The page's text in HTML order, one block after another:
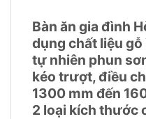
Bàn ăn gia đình
dụng chất liệu
tự nhiên phun
kéo trượt, điều
1300 mm đến
2 loại kích thước